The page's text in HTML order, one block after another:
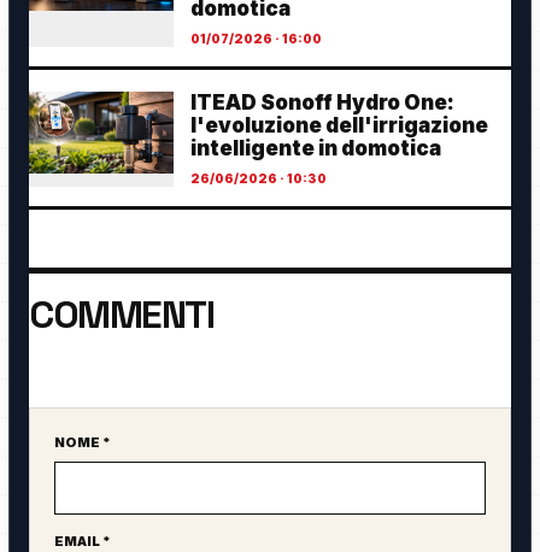
domotica
01/07/2026 · 16:00
ITEAD Sonoff Hydro One:
l'evoluzione dell'irrigazione
intelligente in domotica
26/06/2026 · 10:30
COMMENTI
Sito web
NOME *
EMAIL *